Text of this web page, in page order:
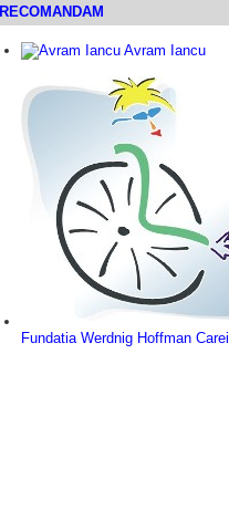
RECOMANDAM
Avram Iancu
Fundatia Werdnig Hoffman Carei